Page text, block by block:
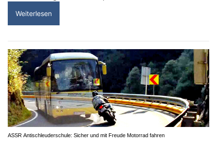
Weiterlesen
ASSR Antischleuderschule: Sicher und mit Freude Motorrad fahren